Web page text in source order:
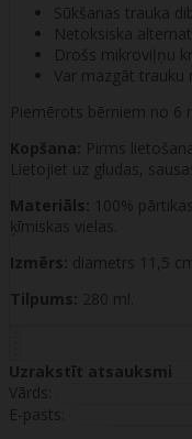
Sūkšanas trauka
Netoksiska
Drošs mikroviļņu
Var mazgāt trauku
Piemērots bērniem no 6
Kopšana: Pirms
Lietojiet uz gludas,
Materiāls: 100%
ķīmiskas vielas.
Izmērs: diametrs 11,5
Tilpums: 280 ml.
Uzrakstīt atsauksmi
Vārds:
E-pasts: